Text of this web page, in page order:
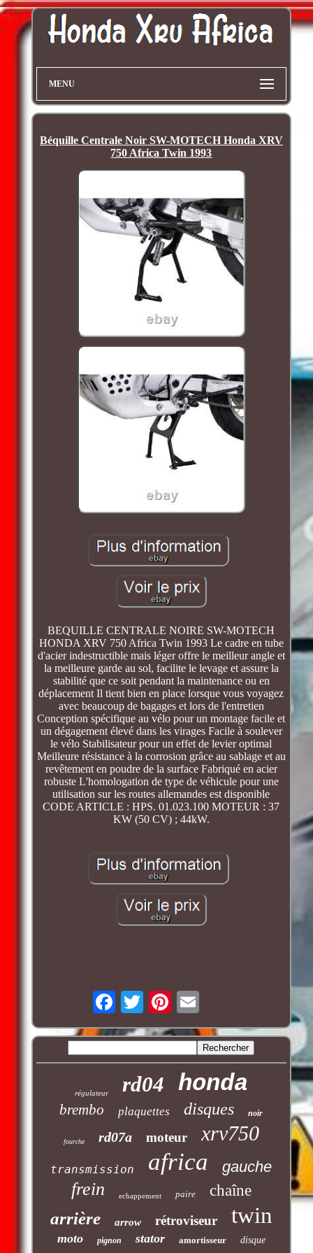
MENU
Béquille Centrale Noir SW-MOTECH Honda XRV
750 Africa Twin 1993
BEQUILLE CENTRALE NOIRE SW-MOTECH
HONDA XRV 750 Africa Twin 1993 Le cadre en tube
d'acier indestructible mais léger offre le meilleur angle et
la meilleure garde au sol, facilite le levage et assure la
stabilité que ce soit pendant la maintenance ou en
déplacement Il tient bien en place lorsque vous voyagez
avec beaucoup de bagages et lors de l'entretien
Conception spécifique au vélo pour un montage facile et
un dégagement élevé dans les virages Facile à soulever
le vélo Stabilisateur pour un effet de levier optimal
Meilleure résistance à la corrosion grâce au sablage et au
revêtement en poudre de la surface Fabriqué en acier
robuste L'homologation de type de véhicule pour une
utilisation sur les routes allemandes est disponible
CODE ARTICLE : HPS. 01.023.100 MOTEUR : 37
KW (50 CV) ; 44kW.
régulateur rd04 honda
brembo plaquettes disques noir
fourche rd07a moteur xrv750
transmission africa gauche
frein echappement paire chaîne
arrière arrow rétroviseur twin
moto pignon stator amortisseur disque